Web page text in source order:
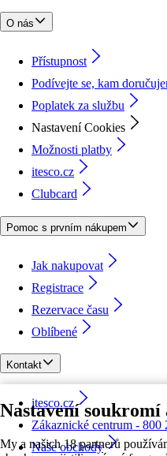
Nastavení soukromí
My a našich 18 partnerů
O nás
Přístupnost
Podívejte se, kam
Poplatek za službu
Nastavení Cookies
Možnosti platby
itesco.cz
Clubcard
Pomoc s prvním nákupem
Jak nakupovat
Registrace
Rezervace času
Oblíbené
Kontakt
itesco.cz
Zákaznické centrum - 800
Naše obchody